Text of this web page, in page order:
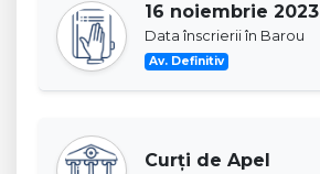
16 noiembrie 2023
Data înscrierii în Barou
Av. Definitiv
Curţi de Apel